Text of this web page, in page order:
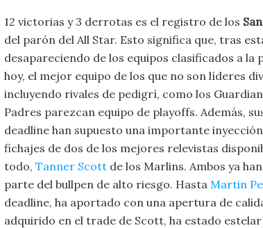
12 victorias y 3 derrotas es el registro de los
del parón del All Star. Esto significa que, tras
desapareciendo de los equipos clasificados a la
hoy, el mejor equipo de los que no son líderes
incluyendo rivales de pedigrí, como los
Padres parezcan equipo de playoffs. Además,
deadline han supuesto una importante
fichajes de dos de los mejores relevistas
todo, Tanner Scott de los Marlins. Ambos ya
parte del bullpen de alto riesgo. Hasta Martin
deadline, ha aportado con una apertura de
adquirido en el trade de Scott, ha estado